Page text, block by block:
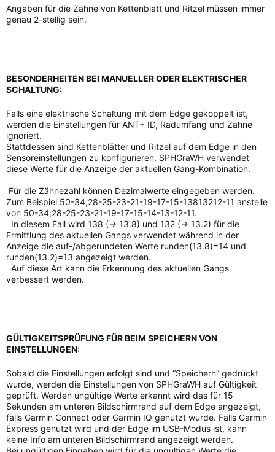
Angaben für die Zähne von Kettenblatt und Ritzel müssen immer
genau 2-stellig sein.
BESONDERHEITEN BEI MANUELLER ODER ELEKTRISCHER
SCHALTUNG:
Falls eine elektrische Schaltung mit dem Edge gekoppelt ist,
werden die Einstellungen für ANT+ ID, Radumfang und Zähne
ignoriert.
Stattdessen sind Kettenblätter und Ritzel auf dem Edge in den
Sensoreinstellungen zu konfigurieren. SPHGraWH verwendet
diese Werte für die Anzeige der aktuellen Gang-Kombination.
Für die Zähnezahl können Dezimalwerte eingegeben werden.
Zum Beispiel 50-34;28-25-23-21-19-17-15-13813212-11 anstelle
von 50-34;28-25-23-21-19-17-15-14-13-12-11.
In diesem Fall wird 138 (-> 13.8) und 132 (-> 13.2) für die
Ermittlung des aktuellen Gangs verwendet während in der
Anzeige die auf-/abgerundeten Werte runden(13.8)=14 und
runden(13.2)=13 angezeigt werden.
Auf diese Art kann die Erkennung des aktuellen Gangs
verbessert werden.
GÜLTIGKEITSPRÜFUNG FÜR BEIM SPEICHERN VON
EINSTELLUNGEN:
Sobald die Einstellungen erfolgt sind und “Speichern” gedrückt
wurde, werden die Einstellungen von SPHGraWH auf Gültigkeit
geprüft. Werden ungültige Werte erkannt wird das für 15
Sekunden am unteren Bildschirmrand auf dem Edge angezeigt,
falls Garmin Connect oder Garmin IQ genutzt wurde. Falls Garmin
Express genutzt wird und der Edge im USB-Modus ist, kann
keine Info am unteren Bildschirmrand angezeigt werden.